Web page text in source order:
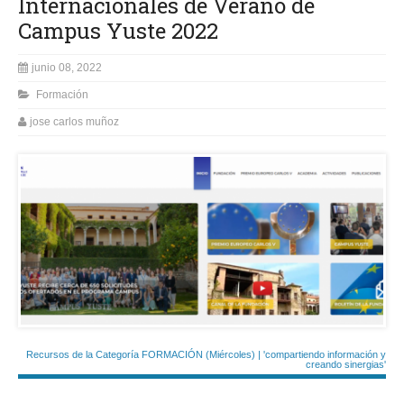
Campus Yuste 2022
junio 08, 2022
Formación
jose carlos muñoz
Recursos de la Categoría FORMACIÓN (Miércoles) | 'compartiendo información y
creando sinergias'